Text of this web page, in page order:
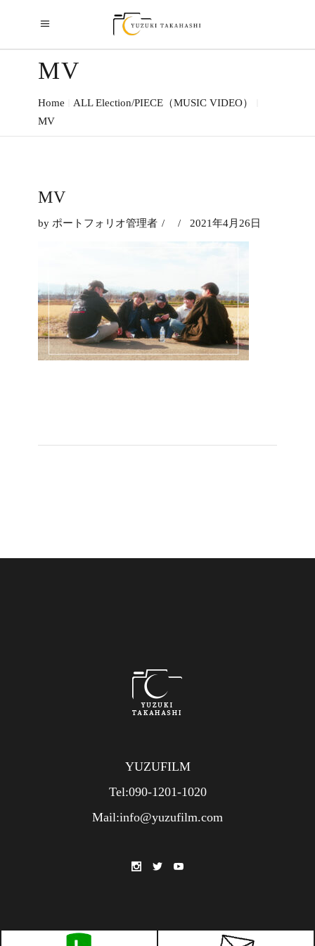
MV
Home
ALL Election/PIECE（MUSIC VIDEO）
MV
MV
by ポートフォリオ管理者 2021年4月26日
YUZUFILM
Tel:090-1201-1020
Mail:info@yuzufilm.com